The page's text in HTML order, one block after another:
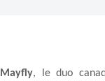
Mayfly, le duo